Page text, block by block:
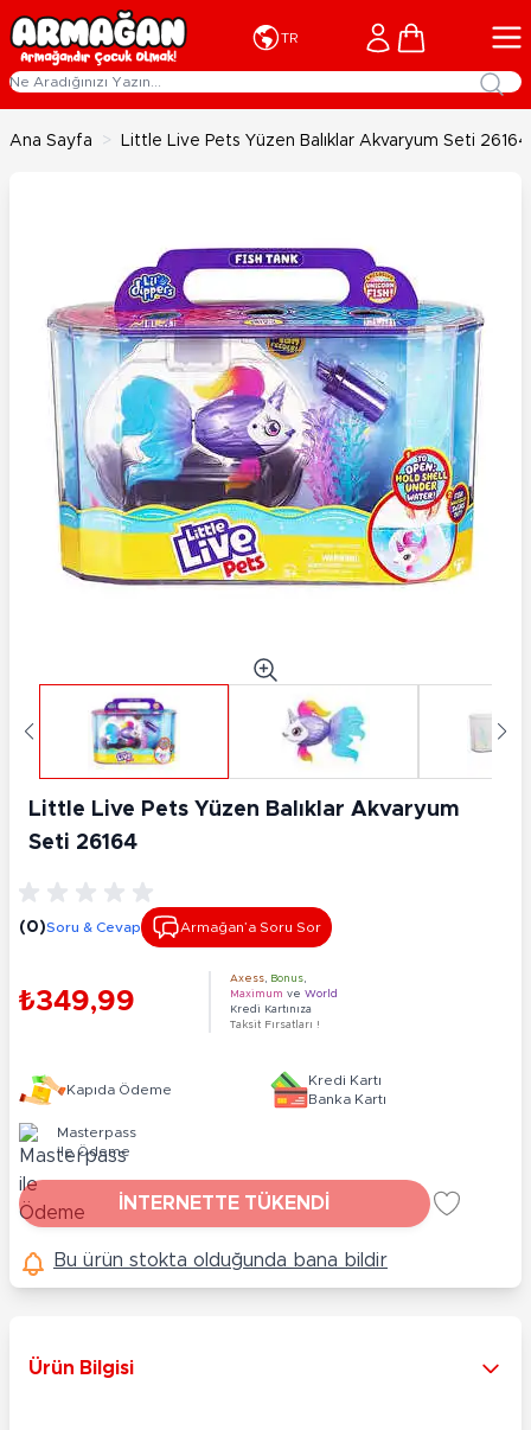
İçeriğe geç
TR Cart
Ana Sayfa > Little Live Pets Yüzen Balıklar Akvaryum Seti 26164
Little Live Pets Yüzen Balıklar Akvaryum
Seti 26164
(0)Soru & Cevap Armağan’a Soru Sor
₺349,99
Axess Bonus
Maximum ve World
Kredi Kartınıza
Taksit Fırsatları !
Kapıda Ödeme
Kredi Kartı
Banka Kartı
Masterpass
ile Ödeme
İNTERNETTE TÜKENDİ
Bu ürün stokta olduğunda bana bildir
Ürün Bilgisi